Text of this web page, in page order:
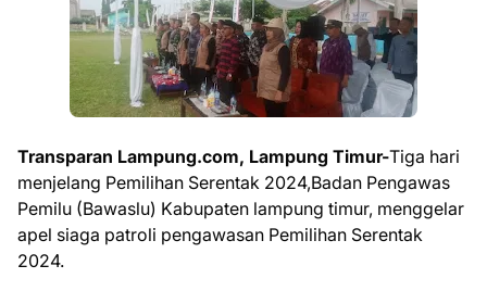
Transparan Lampung.com, Lampung Timur-Tiga hari
menjelang Pemilihan Serentak 2024,Badan Pengawas
Pemilu (Bawaslu) Kabupaten lampung timur, menggelar
apel siaga patroli pengawasan Pemilihan Serentak
2024.